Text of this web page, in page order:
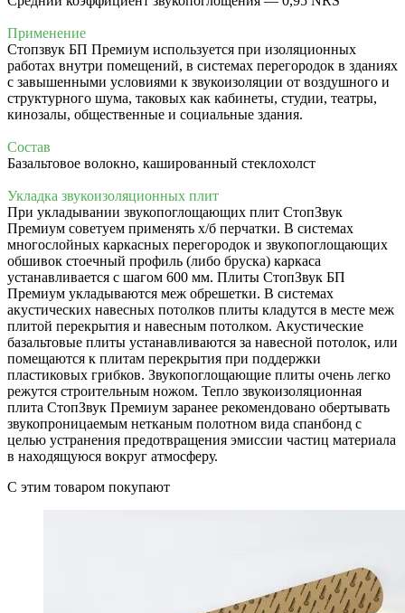
Применение
Стопзвук БП Премиум используется при изоляционных
работах внутри помещений, в системах перегородок в зданиях
с завышенными условиями к звукоизоляции от воздушного и
структурного шума, таковых как кабинеты, студии, театры,
кинозалы, общественные и социальные здания.
Состав
Базальтовое волокно, кашированный стеклохолст
Укладка звукоизоляционных плит
При укладывании звукопоглощающих плит СтопЗвук
Премиум советуем применять х/б перчатки. В системах
многослойных каркасных перегородок и звукопоглощающих
обшивок стоечный профиль (либо бруска) каркаса
устанавливается с шагом 600 мм. Плиты СтопЗвук БП
Премиум укладываются меж обрешетки. В системах
акустических навесных потолков плиты кладутся в месте меж
плитой перекрытия и навесным потолком. Акустические
базальтовые плиты устанавливаются за навесной потолок, или
помещаются к плитам перекрытия при поддержки
пластиковых грибков. Звукопоглощающие плиты очень легко
режутся строительным ножом. Тепло звукоизоляционная
плита СтопЗвук Премиум заранее рекомендовано обертывать
звукопроницаемым нетканым полотном вида спанбонд с
целью устранения предотвращения эмиссии частиц материала
в находящуюся вокруг атмосферу.
C этим товаром покупают